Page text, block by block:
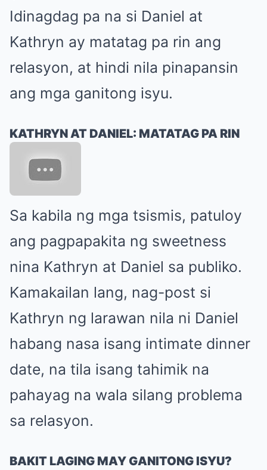
Idinagdag pa na si Daniel at
Kathryn ay matatag pa rin ang
relasyon, at hindi nila pinapansin
ang mga ganitong isyu.
KATHRYN AT DANIEL: MATATAG PA RIN
Sa kabila ng mga tsismis, patuloy
ang pagpapakita ng sweetness
nina Kathryn at Daniel sa publiko.
Kamakailan lang, nag-post si
Kathryn ng larawan nila ni Daniel
habang nasa isang intimate dinner
date, na tila isang tahimik na
pahayag na wala silang problema
sa relasyon.
BAKIT LAGING MAY GANITONG ISYU?